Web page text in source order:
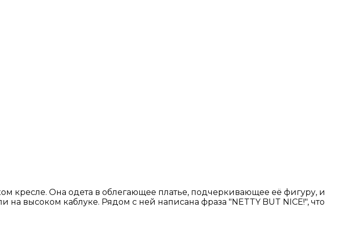
кресле. Она одета в облегающее платье, подчеркивающее её фигуру, и
высоком каблуке. Рядом с ней написана фраза "NETTY BUT NICE!", что